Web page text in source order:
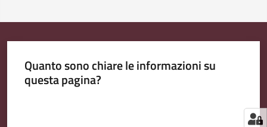
Quanto sono chiare le informazioni su
questa pagina?